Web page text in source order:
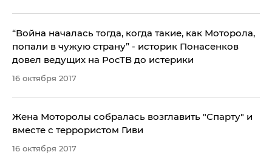
“Война началась тогда, когда такие, как Моторола,
попали в чужую страну” - историк Понасенков
довел ведущих на РосТВ до истерики
16 октября 2017
Жена Моторолы собралась возглавить "Спарту" и
вместе с террористом Гиви
16 октября 2017